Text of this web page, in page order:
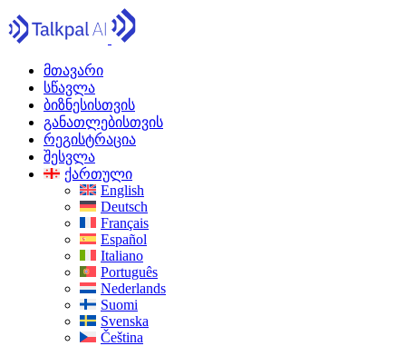
მთავარი
სწავლა
ბიზნესისთვის
განათლებისთვის
რეგისტრაცია
შესვლა
ქართული
English
Deutsch
Français
Español
Italiano
Português
Nederlands
Suomi
Svenska
Čeština